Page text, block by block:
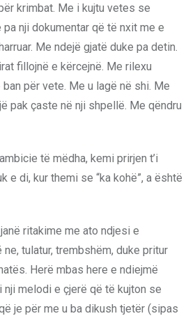
krimbat. Me i kujtu vetes se
nji dokumentar që të nxit me e
Me ndejë gjatë duke pa detin.
fillojnë e kërcejnë. Me rilexu
për vete. Me u lagë në shi. Me
pak çaste në nji shpellë. Me qëndru
të mëdha, kemi prirjen t’i
e di, kur themi se “ka kohë”, a është
ritakime me ato ndjesi e
tulatur, trembshëm, duke pritur
Herë mbas here e ndiejmë
melodi e çjerë që të kujton se
je për me u ba dikush tjetër (sipas